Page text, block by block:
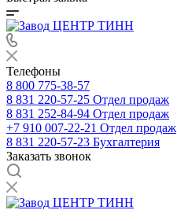
Телефоны
8 800 775-38-57
8 831 220-57-25 Отдел продаж
8 831 252-84-94 Отдел продаж
+7 910 007-22-21 Отдел продаж
8 831 220-57-23 Бухгалтерия
Заказать звонок